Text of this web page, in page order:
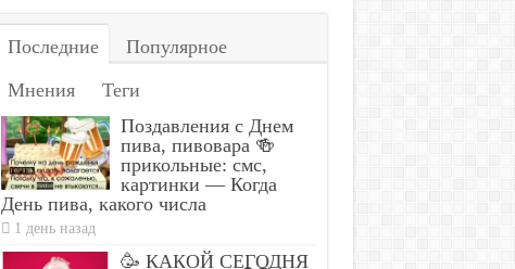
Последние
Популярное
Мнения
Теги
Поздавления с Днем
пива, пивовара 🍻
прикольные: смс,
картинки — Когда
День пива, какого числа
1 день назад
🥳 КАКОЙ СЕГОДНЯ